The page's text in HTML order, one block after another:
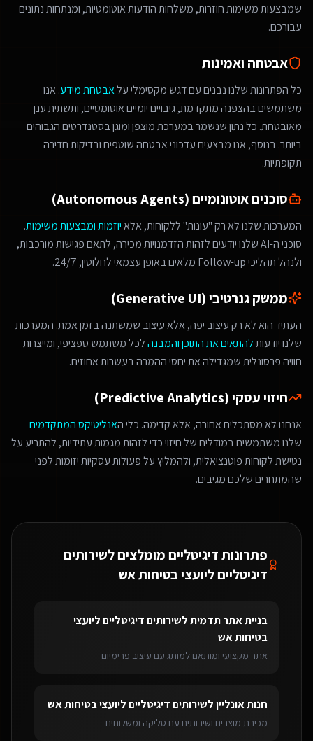
שמבצעות משימות חוזרות, משלחות הודעות אוטומטיות, ומנתחות נתונים
עבורכם.
אבטחה ואמינות
כל הפתרונות שלנו נבנים עם דגש מקסימלי עלאבטחת מידע. אנו
משתמשים בהצפנה מתקדמת, גיבויים יומיים אוטומטיים, ותשתית ענן
מאובטחת. כל נתון שנשמר במערכת מוצפן ומוגן בסטנדרטים הגבוהים
ביותר. בנוסף, אנו מבצעים עדכוני אבטחה שוטפים ובדיקות חדירה
תקופתיות.
סוכנים אוטונומיים (Autonomous Agents)
המערכות שלנו לא רק "עונות" ללקוחות, אלאיוזמות ומבצעות משימות.
סוכני ה-AI שלנו יודעים לזהות הזדמנויות מכירה, לתאם פגישות מורכבות,
ולנהל תהליכי Follow-up מלאים באופן עצמאי לחלוטין, 24/7.
ממשק גנרטיבי (Generative UI)
העתיד הוא לא רק עיצוב יפה, אלא עיצוב שמשתנה בזמן אמת. המערכות
שלנו יודעותלהתאים את התוכן והמבנהלכל משתמש ספציפי, ומייצרות
חוויה פרסונלית שמגדילה את יחסי ההמרה בעשרות אחוזים.
חיזוי עסקי (Predictive Analytics)
אנחנו לא מסתכלים אחורה, אלא קדימה. כלי האנליטיקס המתקדמים
שלנו משתמשים במודלים של חיזוי כדי לזהות מגמות עתידיות, להתריע על
נטישת לקוחות פוטנציאלית, ולהמליץ על פעולות עסקיות יזומות לפני
שהמתחרים שלכם מגיבים.
פתרונות דיגיטליים מומלצים לשירותים
דיגיטליים ליועצי בטיחות אש
בניית אתר תדמיתלשירותים דיגיטליים ליועצי
בטיחות אש
אתר מקצועי ומותאם למותג עם עיצוב פרימיום
חנות אונלייןלשירותים דיגיטליים ליועצי בטיחות אש
מכירת מוצרים ושירותים עם סליקה ומשלוחים